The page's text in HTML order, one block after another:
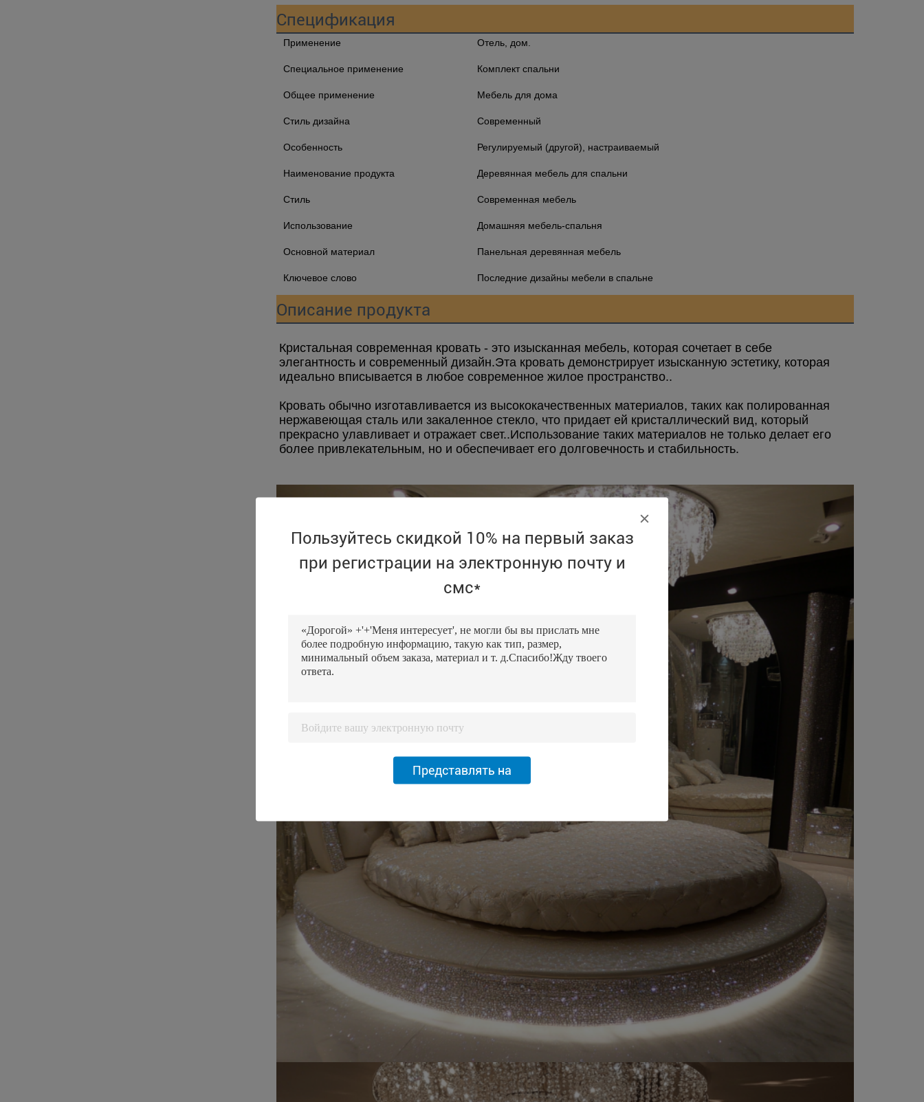
Спецификация
Применение Отель, дом.
Специальное применение Комплект спальни
Общее применение Мебель для дома
Стиль дизайна Современный
Особенность Регулируемый (другой), настраиваемый
Наименование продукта Деревянная мебель для спальни
Стиль Современная мебель
Использование Домашняя мебель-спальня
Основной материал Панельная деревянная мебель
Ключевое слово Последние дизайны мебели в спальне
Описание продукта
Кристальная современная кровать - это изысканная мебель, которая сочетает в себе
элегантность и современный дизайн.Эта кровать демонстрирует изысканную эстетику, которая
идеально вписывается в любое современное жилое пространство..
Кровать обычно изготавливается из высококачественных материалов, таких как полированная
нержавеющая сталь или закаленное стекло, что придает ей кристаллический вид, который
прекрасно улавливает и отражает свет..Использование таких материалов не только делает его
более привлекательным, но и обеспечивает его долговечность и стабильность.
Пользуйтесь скидкой 10% на первый заказ
при регистрации на электронную почту и
смс*
Представлять на